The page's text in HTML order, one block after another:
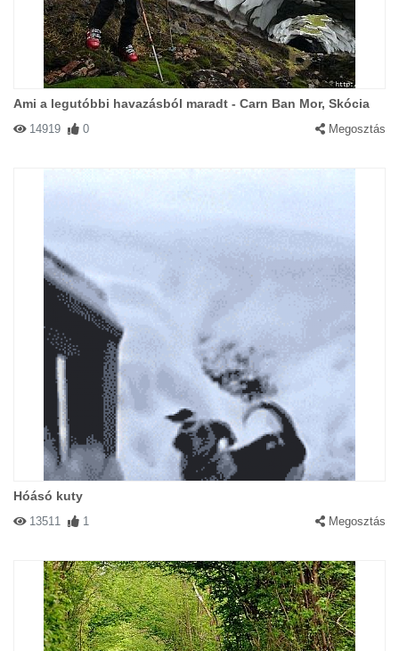
Ami a legutóbbi havazásból maradt - Carn Ban Mor, Skócia
14919 0 Megosztás
Hóásó kuty
13511 1 Megosztás